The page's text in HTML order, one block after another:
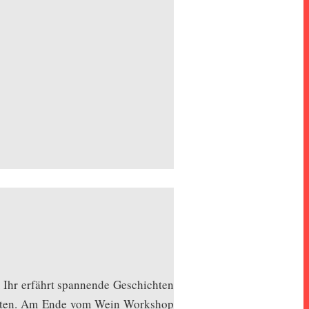
erfährt spannende Geschichten
Am Ende vom Wein Workshop